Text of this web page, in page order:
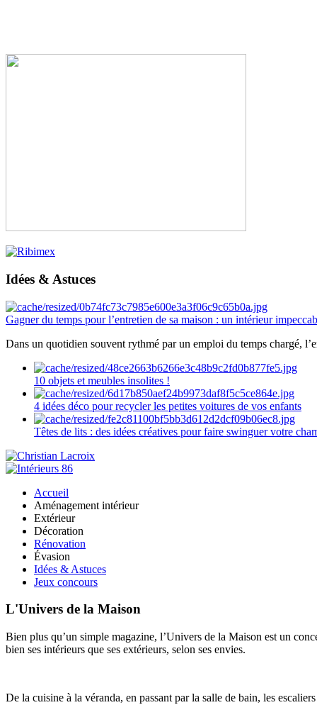
Idées & Astuces
Gagner du temps pour l’entretien de sa maison : un intérieur
Dans un quotidien souvent rythmé par un emploi du temps chargé,
10 objets et meubles insolites !
4 idées déco pour recycler les petites voitures de vos enfants
Têtes de lits : des idées créatives pour faire swinguer votre
Accueil
Aménagement intérieur
Extérieur
Décoration
Rénovation
Évasion
Idées & Astuces
Jeux concours
L'Univers de la Maison
Bien plus qu’un simple magazine, l’Univers de la Maison est un
bien ses intérieurs que ses extérieurs, selon ses envies.
De la cuisine à la véranda, en passant par la salle de bain, les